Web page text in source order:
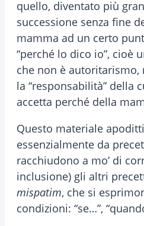
quello, diventato più
successione senza fine
mamma ad un certo
“perché lo dico io”, cioè
che non è autoritarismo,
la “responsabilità” della
accetta perché della
Questo materiale
essenzialmente da
racchiudono a mo’ di
inclusione) gli altri
mispatim, che si
condizioni: “se…”,